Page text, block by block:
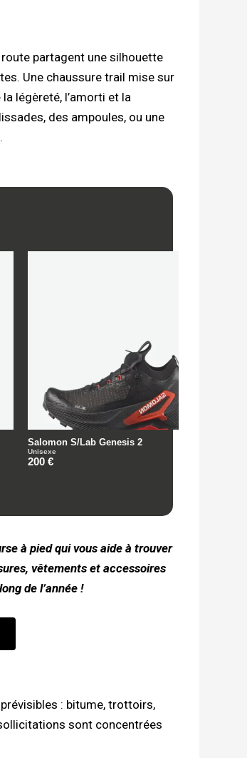
partagent une silhouette
Une chaussure trail mise sur
légèreté, l’amorti et la
des ampoules, ou une
à pied qui vous aide à trouver
vêtements et accessoires
de l’année !
: bitume, trottoirs,
sont concentrées